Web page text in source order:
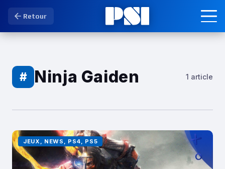
Retour
# Ninja Gaiden 1 article
JEUX, NEWS, PS4, PS5